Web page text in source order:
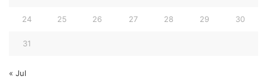
24 25 26 27 28 29 30
31
« Jul